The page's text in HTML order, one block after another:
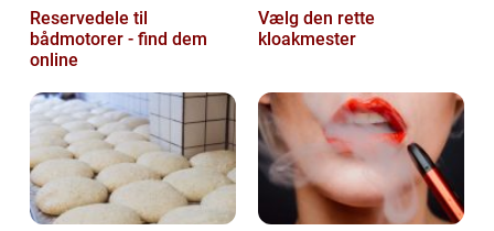
Reservedele til
bådmotorer - find dem
online
Vælg den rette
kloakmester